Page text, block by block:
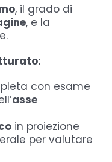
, il grado di
, e la
con esame
asse
in proiezione
per valutare